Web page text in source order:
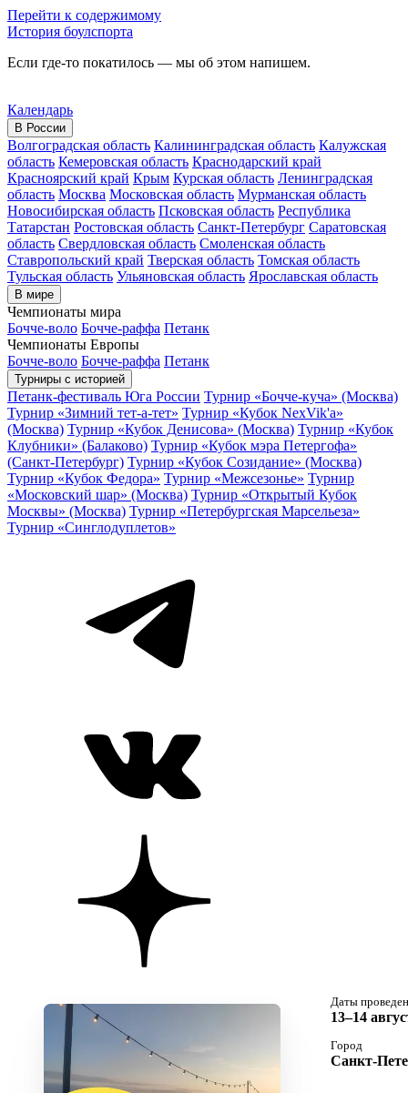
Перейти к содержимому
История боулспорта
Если где-то покатилось — мы об этом напишем.
Календарь
В России
Волгоградская область Калининградская область Калужская
область Кемеровская область Краснодарский край
Красноярский край Крым Курская область Ленинградская
область Москва Московская область Мурманская область
Новосибирская область Псковская область Республика
Татарстан Ростовская область Санкт-Петербург Саратовская
область Свердловская область Смоленская область
Ставропольский край Тверская область Томская область
Тульская область Ульяновская область Ярославская область
В мире
Чемпионаты мира
Бочче-воло Бочче-раффа Петанк
Чемпионаты Европы
Бочче-воло Бочче-раффа Петанк
Турниры с историей
Петанк-фестиваль Юга России Турнир «Бочче-куча» (Москва)
Турнир «Зимний тет-а-тет» Турнир «Кубок NexVik'a»
(Москва) Турнир «Кубок Денисова» (Москва) Турнир «Кубок
Клубники» (Балаково) Турнир «Кубок мэра Петергофа»
(Санкт-Петербург) Турнир «Кубок Созидание» (Москва)
Турнир «Кубок Федора» Турнир «Межсезонье» Турнир
«Московский шар» (Москва) Турнир «Открытый Кубок
Москвы» (Москва) Турнир «Петербургская Марсельеза»
Турнир «Синглодуплетов»
Даты
13–14
Город
Санкт-